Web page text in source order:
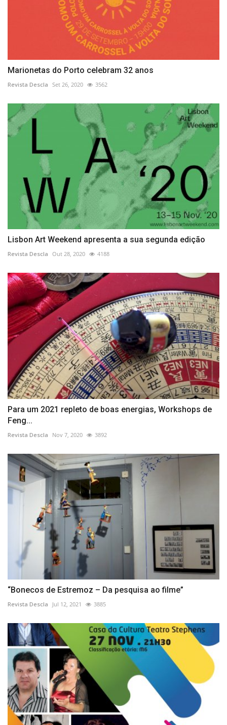
Marionetas do Porto celebram 32 anos
Revista Descla Set 26, 2020 3562
Lisbon Art Weekend apresenta a sua segunda edição
Revista Descla Out 28, 2020 4188
Para um 2021 repleto de boas energias, Workshops de
Feng...
Revista Descla Nov 7, 2020 3892
“Bonecos de Estremoz – Da pesquisa ao filme”
Revista Descla Jul 12, 2021 3885